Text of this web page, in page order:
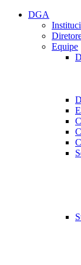
Conteúdo principal
DGA
Equipe